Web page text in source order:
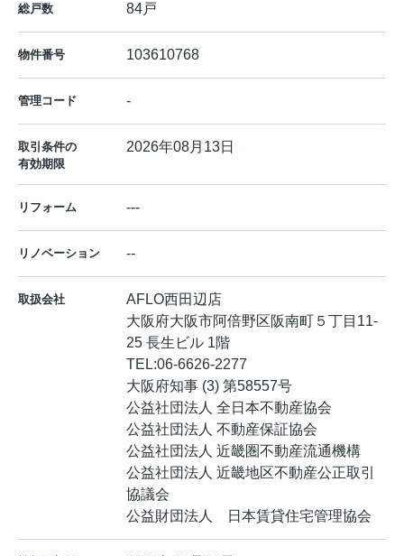
総戸数 84戸
物件番号 103610768
管理コード -
取引条件の
有効期限
2026年08月13日
リフォーム ---
リノベーション --
取扱会社
AFLO西田辺店
大阪府大阪市阿倍野区阪南町５丁目11-
25 長生ビル 1階
TEL:06-6626-2277
大阪府知事 (3) 第58557号
公益社団法人 全日本不動産協会
公益社団法人 不動産保証協会
公益社団法人 近畿圏不動産流通機構
公益社団法人 近畿地区不動産公正取引
協議会
公益財団法人 日本賃貸住宅管理協会